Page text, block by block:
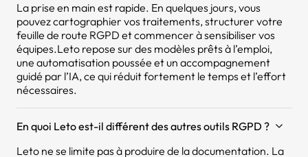
La prise en main est rapide. En quelques jours, vous
pouvez cartographier vos traitements, structurer votre
feuille de route RGPD et commencer à sensibiliser vos
équipes.Leto repose sur des modèles prêts à l’emploi,
une automatisation poussée et un accompagnement
guidé par l’IA, ce qui réduit fortement le temps et l’effort
nécessaires.
En quoi Leto est-il différent des autres outils RGPD ?
Leto ne se limite pas à produire de la documentation. La